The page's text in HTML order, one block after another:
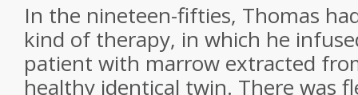
In the nineteen-fifties, Thomas
kind of therapy, in which he
patient with marrow extracted
healthy identical twin. There was